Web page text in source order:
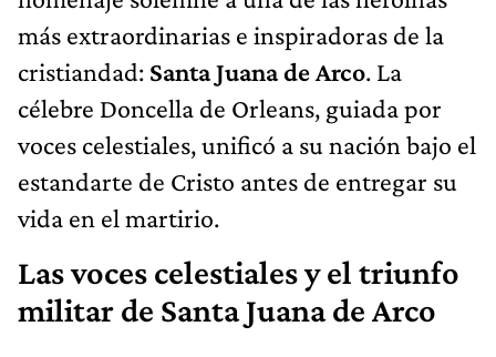
más extraordinarias e inspiradoras de la
cristiandad: Santa Juana de Arco. La
célebre Doncella de Orleans, guiada por
voces celestiales, unificó a su nación bajo el
estandarte de Cristo antes de entregar su
vida en el martirio.
Las voces celestiales y el triunfo
militar de Santa Juana de Arco